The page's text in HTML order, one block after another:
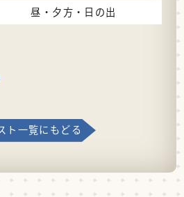
昼・夕方・日の出
ト一覧にもどる